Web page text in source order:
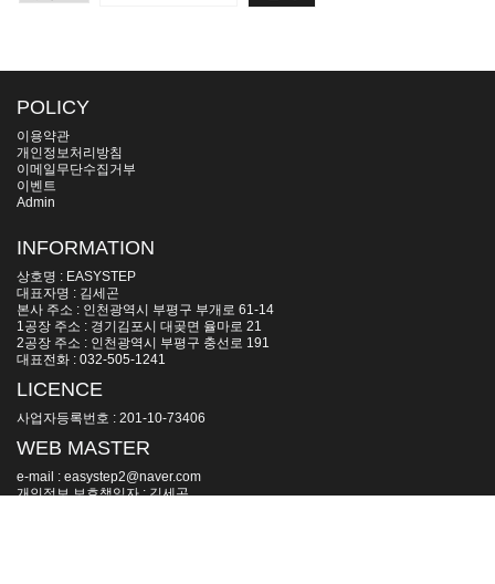
POLICY
이용약관
개인정보처리방침
이메일무단수집거부
이벤트
Admin
INFORMATION
상호명 : EASYSTEP
대표자명 : 김세곤
본사 주소 : 인천광역시 부평구 부개로 61-14
1공장 주소 : 경기김포시 대곶면 율마로 21
2공장 주소 : 인천광역시 부평구 충선로 191
대표전화 : 032-505-1241
LICENCE
사업자등록번호 : 201-10-73406
WEB MASTER
e-mail : easystep2@naver.com
개인정보 보호책임자 : 김세곤